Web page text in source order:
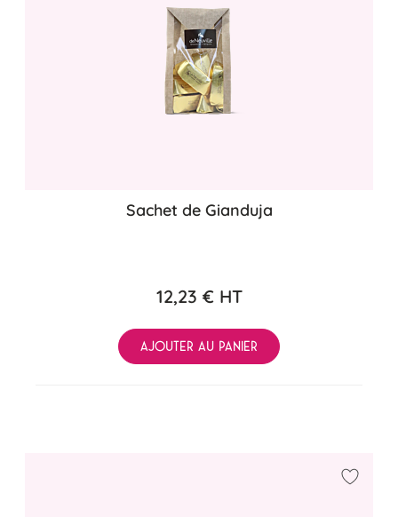
Sachet de Gianduja
12,23 €HT
AJOUTER AU PANIER